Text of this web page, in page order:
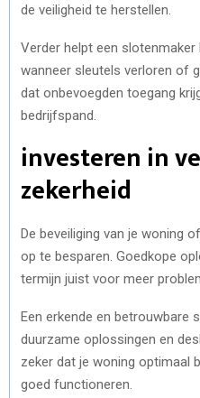
de veiligheid te herstellen.
Verder helpt een
wanneer sleutels verloren of
dat onbevoegden toegang
bedrijfspand.
investeren in
zekerheid
De beveiliging van je woning
op te besparen. Goedkope
termijn juist voor meer
Een erkende en betrouwbare
duurzame oplossingen en
zeker dat je woning optimaal
goed functioneren.